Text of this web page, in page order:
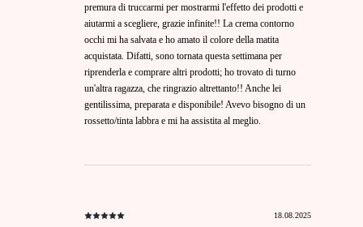
premura di truccarmi per mostrarmi l'effetto dei prodotti e
aiutarmi a scegliere, grazie infinite!! La crema contorno
occhi mi ha salvata e ho amato il colore della matita
acquistata. Difatti, sono tornata questa settimana per
riprenderla e comprare altri prodotti; ho trovato di turno
un'altra ragazza, che ringrazio altrettanto!! Anche lei
gentilissima, preparata e disponibile! Avevo bisogno di un
rossetto/tinta labbra e mi ha assistita al meglio.
18.08.2025